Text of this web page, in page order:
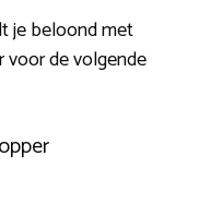
je beloond met
voor de volgende